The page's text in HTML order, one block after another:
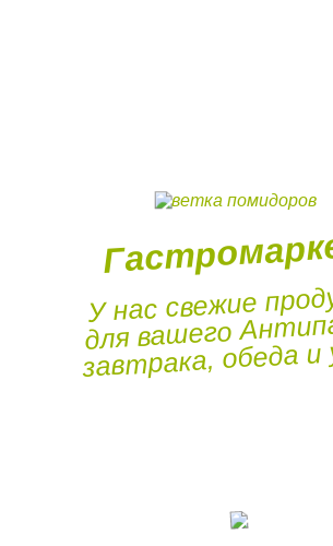
У нас свежие
для вашего
завтрака, обеда